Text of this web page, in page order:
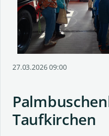
27.03.2026 09:00
Taufkirchen